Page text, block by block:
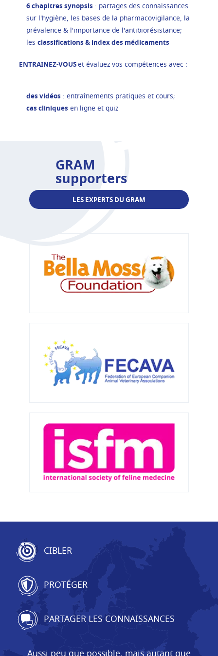
6 chapitres synopsis : partages des connaissances
sur l'hygiène, les bases de la pharmacovigilance, la
prévalence & l'importance de l'antibiorésistance;
les classifications & index des médicaments
ENTRAINEZ-VOUSet évaluez vos compétences avec :
des vidéos : entraînements pratiques et cours;
cas cliniques en ligne et quiz
GRAM
supporters
LES EXPERTS DU GRAM
CIBLER
PROTÉGER
PARTAGER LES CONNAISSANCES
Aussi peu que possible, mais autant que